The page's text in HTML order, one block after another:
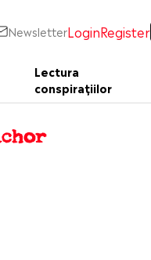
NewsletterLoginRegister
Lectura
conspirațiilor